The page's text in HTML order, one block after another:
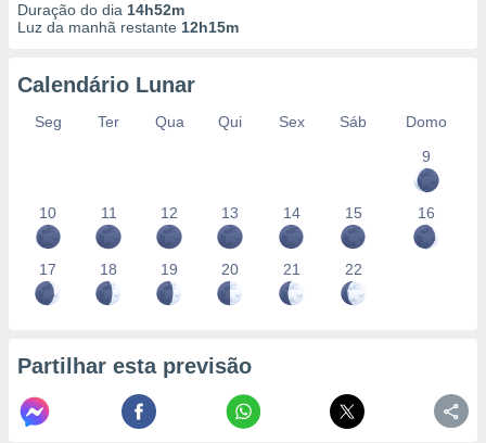
Duração do dia 14h52m
Luz da manhã restante 12h15m
Calendário Lunar
Seg Ter Qua Qui Sex Sáb
Domo
9
10 11 12 13 14 15 16
17 18 19 20 21 22
Partilhar esta previsão